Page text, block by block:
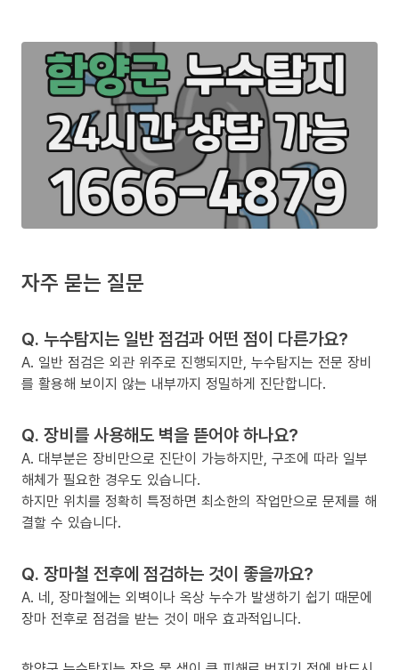
자주 묻는 질문
Q. 누수탐지는 일반 점검과 어떤 점이 다른가요?
A. 일반 점검은 외관 위주로 진행되지만, 누수탐지는 전문 장비
를 활용해 보이지 않는 내부까지 정밀하게 진단합니다.
Q. 장비를 사용해도 벽을 뜯어야 하나요?
A. 대부분은 장비만으로 진단이 가능하지만, 구조에 따라 일부
해체가 필요한 경우도 있습니다.
하지만 위치를 정확히 특정하면 최소한의 작업만으로 문제를 해
결할 수 있습니다.
Q. 장마철 전후에 점검하는 것이 좋을까요?
A. 네, 장마철에는 외벽이나 옥상 누수가 발생하기 쉽기 때문에
장마 전후로 점검을 받는 것이 매우 효과적입니다.